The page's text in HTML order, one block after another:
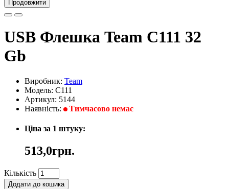
Продовжити
USB Флешка Team C111 32
Gb
Виробник: Team
Модель: C111
Артикул: 5144
Наявність:
Тимчасово немає
Ціна за 1 штуку:
513,0грн.
Кількість
Додати до кошика